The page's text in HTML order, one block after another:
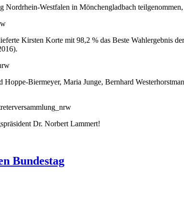
Westfalen in Mönchengladbach
Kirsten Korte mit 98,2 % das Beste Wahlergebnis
Biermeyer, Maria Junge, Bernhard
Dr. Norbert Lammert!
Bundestag